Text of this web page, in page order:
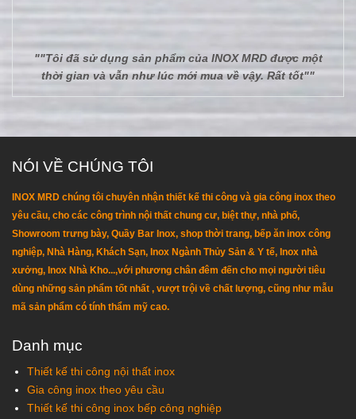
""Tôi đã sử dụng sản phẩm của INOX MRD được một
thời gian và vẫn như lúc mới mua về vậy. Rất tốt""
NÓI VỀ CHÚNG TÔI
INOX MRD chúng tôi chuyên nhận thiết kế thi công và gia công inox theo
yêu cầu, cho các công trình nội thất chung cư, biệt thự, nhà phố,
Showroom trưng bày, Quầy Bar Inox, shop thời trang, bếp ăn inox công
nghiệp, Nhà Hàng, Khách Sạn, Inox Ngành Thủy Sản & Y tế, Inox nhà
xưởng, Inox Nhà Kho...,với phương chân đêm đến cho mọi người tiêu
dùng những sản phẩm tốt nhất , vượt trội về chất lượng, cũng như mẫu
mã sản phẩm có tính thẩm mỹ cao.
Danh mục
Thiết kế thi công nội thất inox
Gia công inox theo yêu cầu
Thiết kế thi công inox bếp công nghiệp